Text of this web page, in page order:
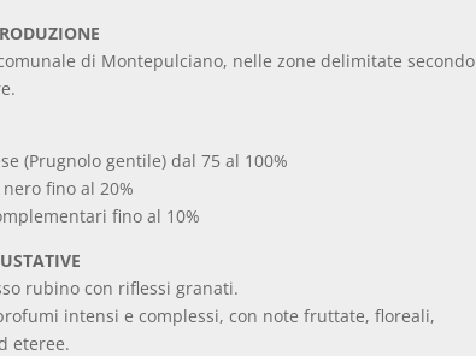
di Montepulciano, nelle zone delimitate secondo
(Prugnolo gentile) dal 75 al 100%
fino al 20%
fino al 10%
rubino con riflessi granati.
intensi e complessi, con note fruttate, floreali,
eteree.